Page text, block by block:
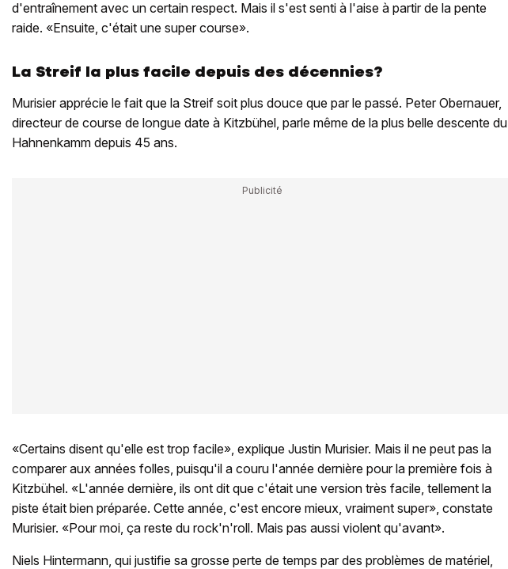
d'entraînement avec un certain respect. Mais il s'est senti à l'aise à partir de la pente
raide. «Ensuite, c'était une super course».
La Streif la plus facile depuis des décennies?
Murisier apprécie le fait que la Streif soit plus douce que par le passé. Peter Obernauer,
directeur de course de longue date à Kitzbühel, parle même de la plus belle descente du
Hahnenkamm depuis 45 ans.
«Certains disent qu'elle est trop facile», explique Justin Murisier. Mais il ne peut pas la
comparer aux années folles, puisqu'il a couru l'année dernière pour la première fois à
Kitzbühel. «L'année dernière, ils ont dit que c'était une version très facile, tellement la
piste était bien préparée. Cette année, c'est encore mieux, vraiment super», constate
Murisier. «Pour moi, ça reste du rock'n'roll. Mais pas aussi violent qu'avant».
Niels Hintermann, qui justifie sa grosse perte de temps par des problèmes de matériel,